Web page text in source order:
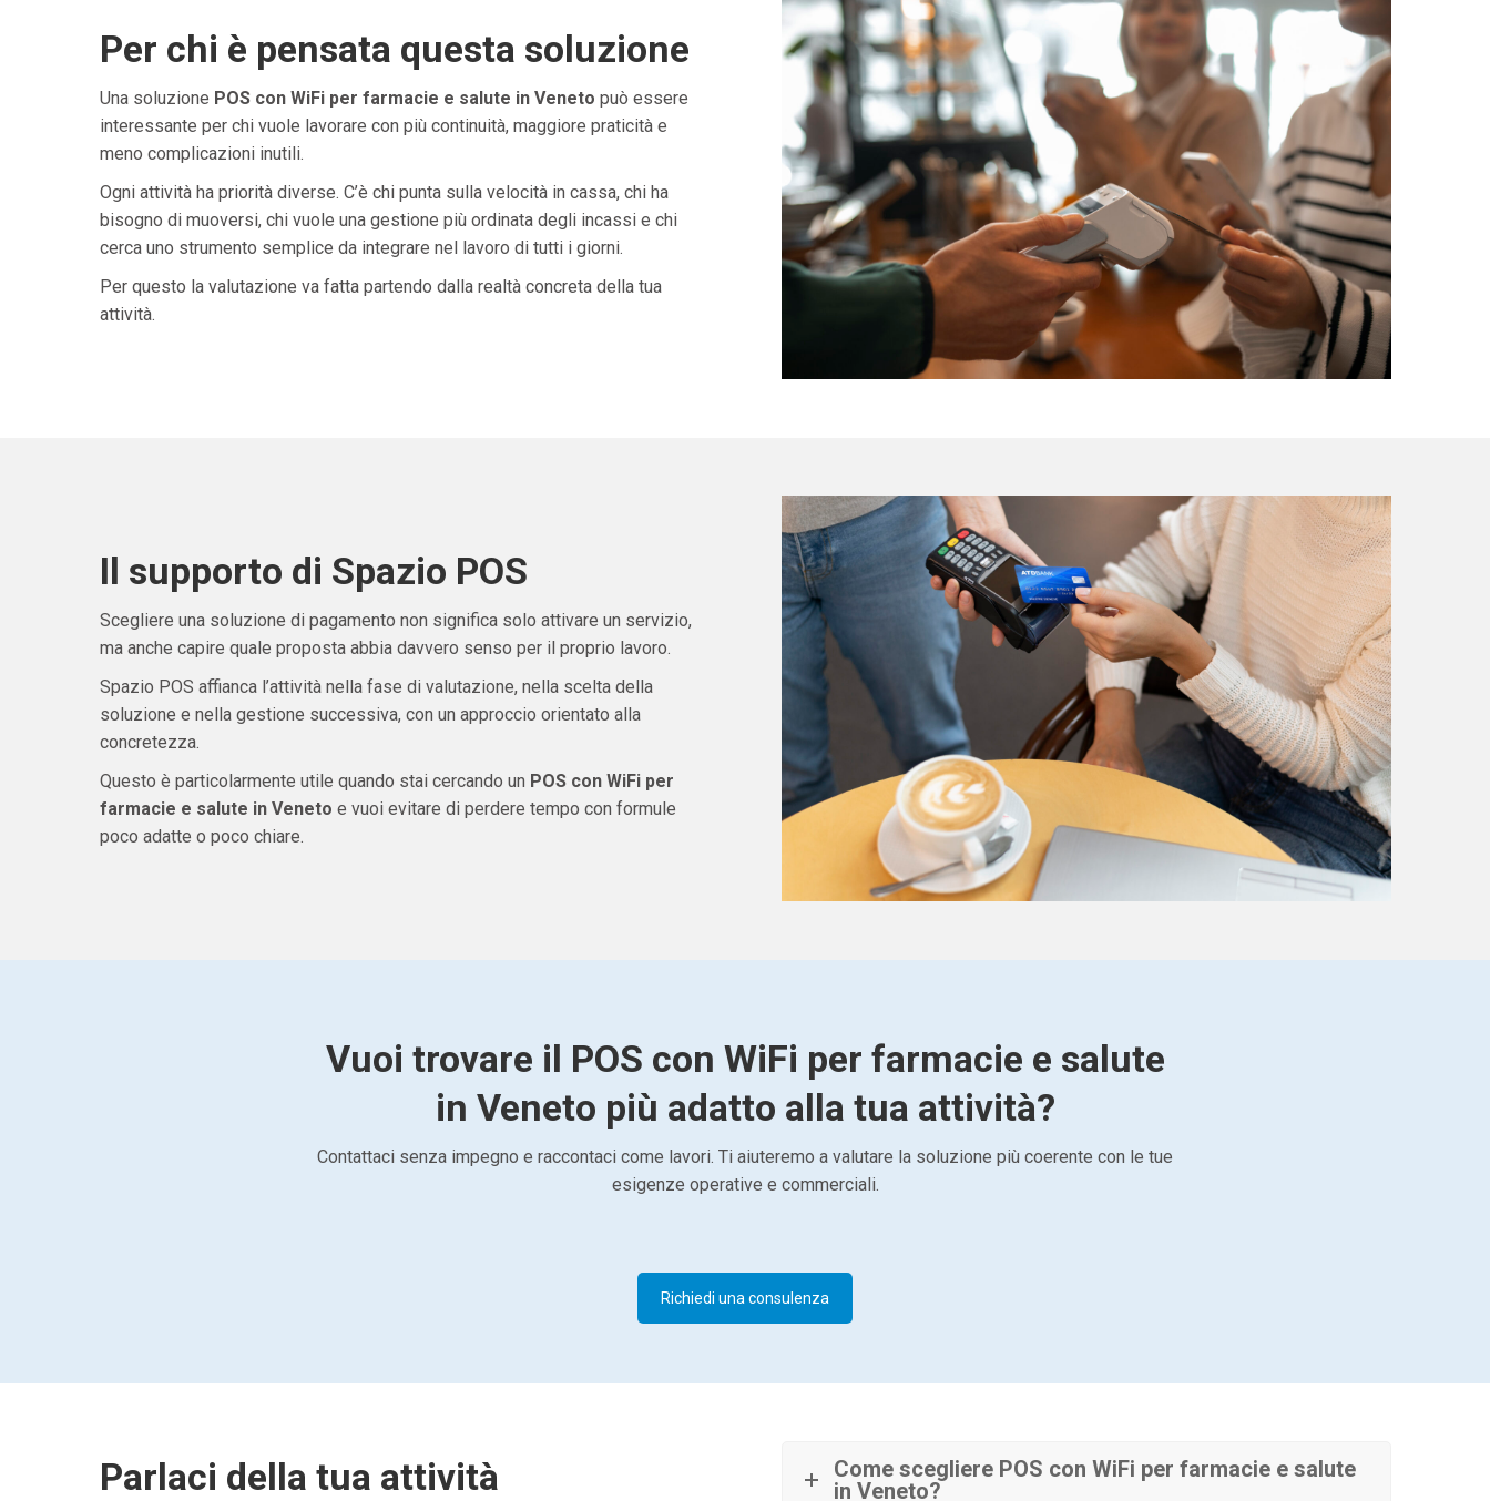
Per chi è pensata questa soluzione
Una soluzione POS con WiFi per farmacie e salute in Veneto può essere
interessante per chi vuole lavorare con più continuità, maggiore praticità e
meno complicazioni inutili.
Ogni attività ha priorità diverse. C’è chi punta sulla velocità in cassa, chi ha
bisogno di muoversi, chi vuole una gestione più ordinata degli incassi e chi
cerca uno strumento semplice da integrare nel lavoro di tutti i giorni.
Per questo la valutazione va fatta partendo dalla realtà concreta della tua
attività.
Il supporto di Spazio POS
Scegliere una soluzione di pagamento non significa solo attivare un servizio,
ma anche capire quale proposta abbia davvero senso per il proprio lavoro.
Spazio POS affianca l’attività nella fase di valutazione, nella scelta della
soluzione e nella gestione successiva, con un approccio orientato alla
concretezza.
Questo è particolarmente utile quando stai cercando un POS con WiFi per
farmacie e salute in Veneto e vuoi evitare di perdere tempo con formule
poco adatte o poco chiare.
Vuoi trovare il POS con WiFi per farmacie e salute
in Veneto più adatto alla tua attività?
Contattaci senza impegno e raccontaci come lavori. Ti aiuteremo a valutare la soluzione più coerente con le tue
esigenze operative e commerciali.
Richiedi una consulenza
Parlaci della tua attività
Come scegliere POS con WiFi per farmacie e salute
in Veneto?